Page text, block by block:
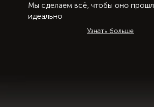
Мы сделаем всё, чтобы оно
идеально
Узнать больше